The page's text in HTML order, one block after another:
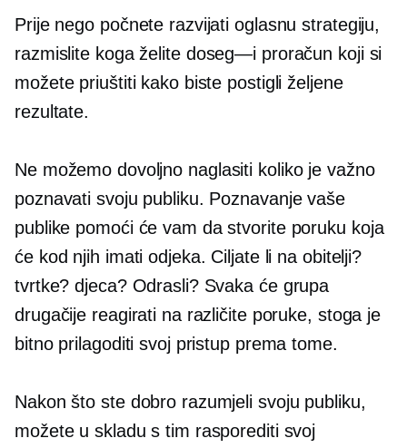
Prije nego počnete razvijati oglasnu strategiju,
razmislite koga želite doseg—i proračun koji si
možete priuštiti kako biste postigli željene
rezultate.
Ne možemo dovoljno naglasiti koliko je važno
poznavati svoju publiku. Poznavanje vaše
publike pomoći će vam da stvorite poruku koja
će kod njih imati odjeka. Ciljate li na obitelji?
tvrtke? djeca? Odrasli? Svaka će grupa
drugačije reagirati na različite poruke, stoga je
bitno prilagoditi svoj pristup prema tome.
Nakon što ste dobro razumjeli svoju publiku,
možete u skladu s tim rasporediti svoj